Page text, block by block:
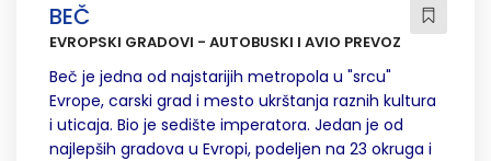
BEČ
EVROPSKI GRADOVI - AUTOBUSKI I AVIO PREVOZ
Beč je jedna od najstarijih metropola u "srcu"
Evrope, carski grad i mesto ukrštanja raznih kultura
i uticaja. Bio je sedište imperatora. Jedan je od
najlepših gradova u Evropi, podeljen na 23 okruga i